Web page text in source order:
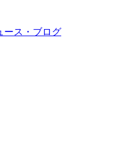
ース・ブログ